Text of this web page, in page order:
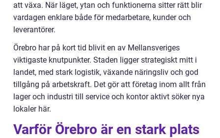
att växa. När läget, ytan och funktionerna sitter rätt blir
vardagen enklare både för medarbetare, kunder och
leverantörer.
Örebro har på kort tid blivit en av Mellansveriges
viktigaste knutpunkter. Staden ligger strategiskt mitt i
landet, med stark logistik, växande näringsliv och god
tillgång på arbetskraft. Det gör att företag inom allt från
lager och industri till service och kontor aktivt söker nya
lokaler här.
Varför Örebro är en stark plats